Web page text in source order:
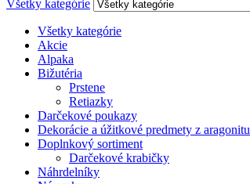
Všetky kategórie
Všetky kategórie
Akcie
Alpaka
Bižutéria
Prstene
Retiazky
Darčekové poukazy
Dekorácie a úžitkové predmety z aragonitu
Doplnkový sortiment
Darčekové krabičky
Náhrdelníky